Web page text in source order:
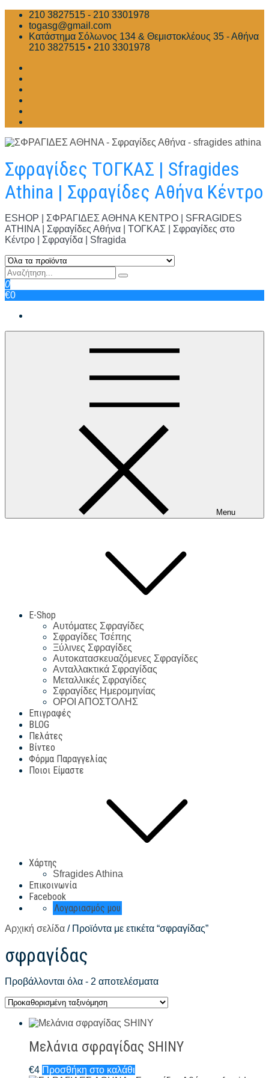
Skip
content
210 3827515 - 210 3301978
togasg@gmail.com
Κατάστημα Σόλωνος 134 & Θεμιστοκλέους 35 - Αθήνα
210 3827515 • 210 3301978
Σφραγίδες ΤΟΓΚΑΣ | Sfragides
Athina | Σφραγίδες Αθήνα Κέντρο
ESHOP | ΣΦΡΑΓΙΔΕΣ ΑΘΗΝΑ ΚΕΝΤΡΟ | SFRAGIDES
ATHINA | Σφραγίδες Αθήνα | ΤΟΓΚΑΣ | Σφραγίδες στο
Κέντρο | Σφραγίδα | Sfragida
0
€0
Menu
E-Shop
Αυτόματες Σφραγίδες
Σφραγίδες Τσέπης
Ξύλινες Σφραγίδες
Αυτοκατασκευαζόμενες Σφραγίδες
Ανταλλακτικά Σφραγίδας
Μεταλλικές Σφραγίδες
Σφραγίδες Ημερομηνίας
ΟΡΟΙ ΑΠΟΣΤΟΛΗΣ
Επιγραφές
BLOG
Πελάτες
Βίντεο
Φόρμα Παραγγελίας
Ποιοι Είμαστε
Χάρτης
Sfragides Athina
Επικοινωνία
Facebook
Λογαριασμός μου
Αρχική σελίδα / Προϊόντα με ετικέτα “σφραγίδας”
σφραγίδας
Προβάλλονται όλα - 2 αποτελέσματα
Μελάνια σφραγίδας SHINY
€4 Προσθήκη στο καλάθι